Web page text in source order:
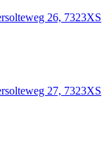
26, 7323XS
27, 7323XS